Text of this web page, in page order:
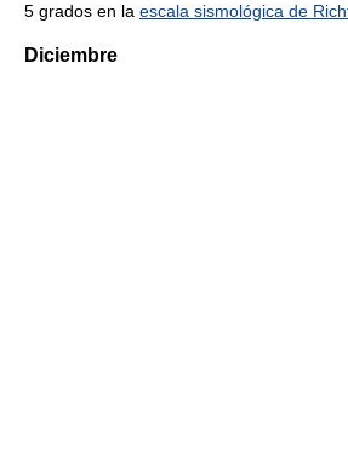
5 grados en la escala sismológica de
Diciembre